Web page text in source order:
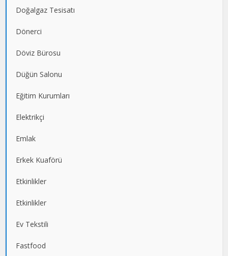
Doğalgaz Tesisatı
Dönerci
Döviz Bürosu
Düğün Salonu
Eğitim Kurumları
Elektrikçi
Emlak
Erkek Kuaförü
Etkinlikler
Etkinlikler
Ev Tekstili
Fastfood